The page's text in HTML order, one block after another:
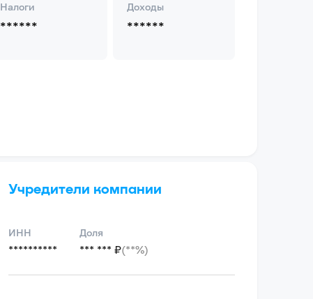
Налоги
******
Доходы
******
Учредители компании
ИНН
**********
Доля
*** *** ₽(**%)